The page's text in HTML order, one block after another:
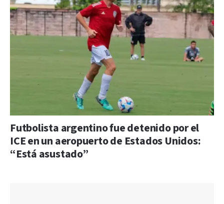
Futbolista argentino fue detenido por el
ICE en un aeropuerto de Estados Unidos:
“Está asustado”